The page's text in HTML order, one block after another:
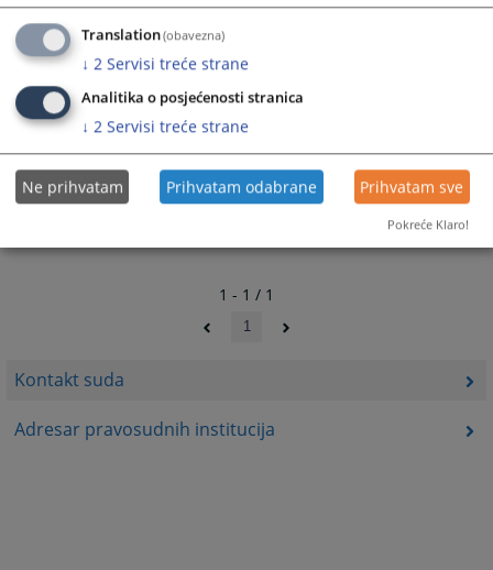
Kontakt suda
Adresar pravosudnih institucija
Web stranica:
10370PREGLEDA
1 - 1 / 1
1
Translation(obavezna)
↓ 2 Servisi treće strane
Analitika o posjećenosti stranica
↓ 2 Servisi treće strane
Ne prihvatam Prihvatam odabrane Prihvatam sve
Pokreće Klaro!